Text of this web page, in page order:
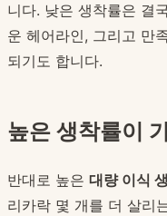
니다. 낮은 생착률은 결
운 헤어라인, 그리고 만
되기도 합니다.
높은 생착률이
반대로 높은 대량 이식
리카락 몇 개를 더 살리